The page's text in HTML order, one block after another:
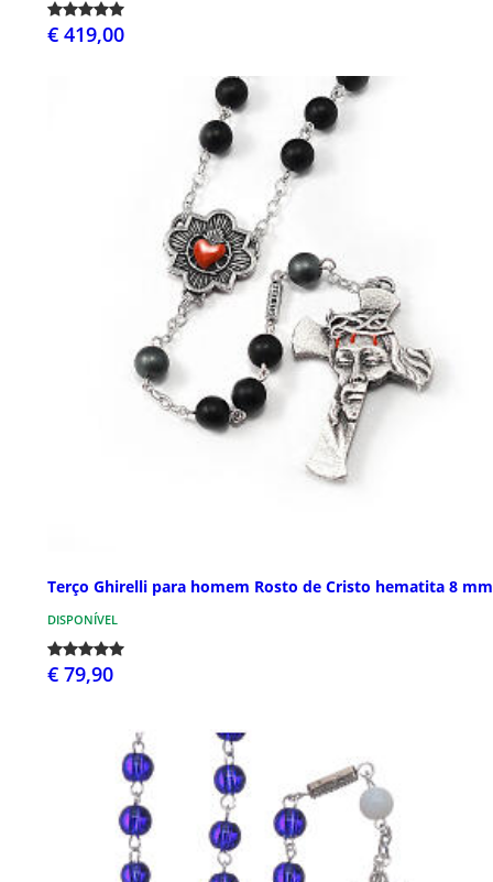
€ 419,00
Terço Ghirelli para homem Rosto de Cristo hematita 8 mm
DISPONÍVEL
€ 79,90